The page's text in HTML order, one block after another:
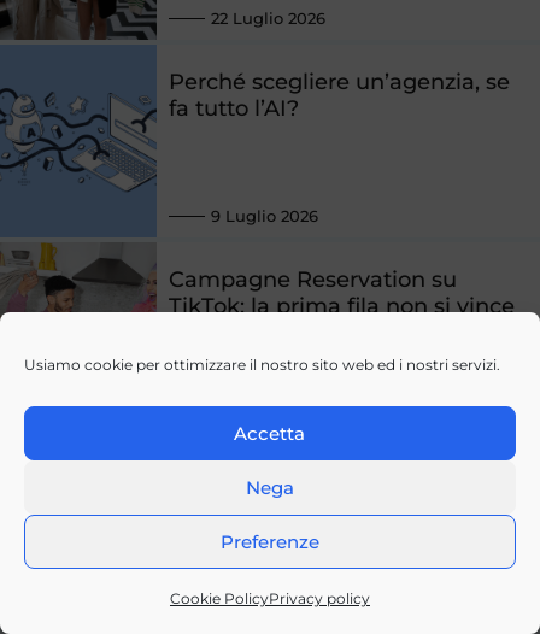
Usiamo cookie per ottimizzare il nostro sito web ed i nostri servizi.
Accetta
Nega
Preferenze
Cookie PolicyPrivacy policy
22 Luglio 2026
Perché scegliere un’agenzia, se
fa tutto l’AI?
9 Luglio 2026
Campagne Reservation su
TikTok: la prima fila non si vince
Tutti gli articoli